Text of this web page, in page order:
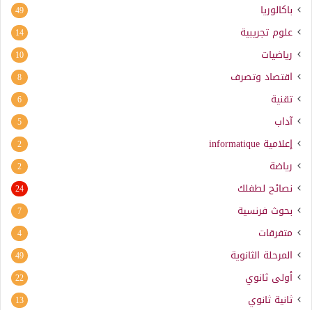
باكالوريا 49
علوم تجريبية 14
رياضيات 10
اقتصاد وتصرف 8
تقنية 6
آداب 5
إعلامية informatique
2
رياضة 2
نصائح لطفلك 24
بحوث فرنسية 7
متفرقات 4
المرحلة الثانوية 49
أولى ثانوي 22
ثانية ثانوي 13